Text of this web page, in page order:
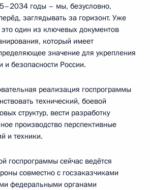
годы – мы, безусловно,
заглядывать за горизонт. Уже
один из ключевых документов
который имеет
значение для укрепления
и безопасности России.
реализация госпрограммы
технический, боевой
структур, вести разработку
производство перспективные
и техники.
госпрограммы сейчас ведётся
совместно с госзаказчиками
федеральными органами